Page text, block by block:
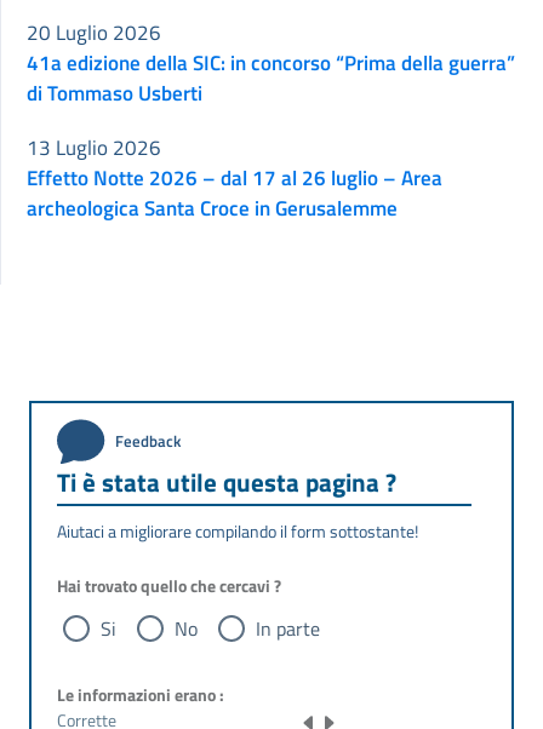
41a edizione della SIC: in concorso “Prima della guerra”
di Tommaso Usberti
20 Luglio 2026
Effetto Notte 2026 – dal 17 al 26 luglio – Area
archeologica Santa Croce in Gerusalemme
13 Luglio 2026
Feedback
Ti è stata utile questa pagina ?
Aiutaci a migliorare compilando il form sottostante!
Hai trovato quello che cercavi ?
Si No In parte
Le informazioni erano :
Corrette